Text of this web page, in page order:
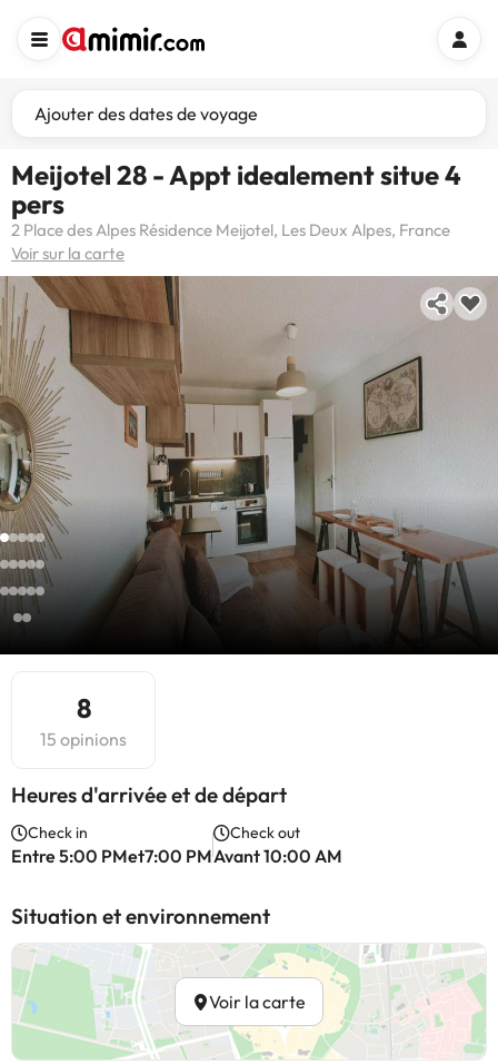
Ajouter des dates de voyage
Meijotel 28 - Appt idealement situe 4
pers
2 Place des Alpes Résidence Meijotel, Les Deux Alpes, France
Voir sur la carte
8
15 opinions
Heures d'arrivée et de départ
Check in
Entre 5:00 PMet7:00 PM
Check out
Avant 10:00 AM
Situation et environnement
Voir la carte